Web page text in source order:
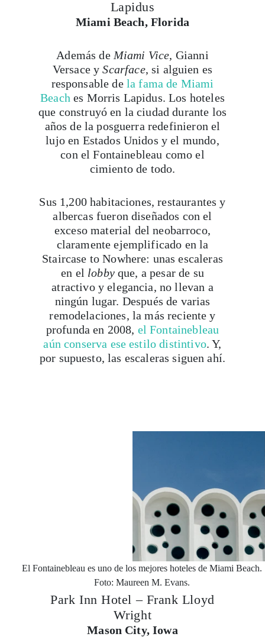
Lapidus
Miami Beach, Florida
Además de Miami Vice, Gianni
Versace yScarface, si alguien es
responsable de la fama de Miami
Beach es Morris Lapidus. Los hoteles
que construyó en la ciudad durante los
años de la posguerra redefinieron el
lujo en Estados Unidos y el mundo,
con el Fontainebleau como el
cimiento de todo.
Sus 1,200 habitaciones, restaurantes y
albercas fueron diseñados con el
exceso material del neobarroco,
claramente ejemplificado en la
Staircase to Nowhere: unas escaleras
en el lobbyque, a pesar de su
atractivo y elegancia, no llevan a
ningún lugar. Después de varias
remodelaciones, la más reciente y
profunda en 2008, el Fontainebleau
aún conserva ese estilo distintivo. Y,
por supuesto, las escaleras siguen ahí.
El Fontainebleau es uno de los mejores hoteles de Miami Beach.
Foto: Maureen M. Evans.
Park Inn Hotel – Frank Lloyd
Wright
Mason City, Iowa